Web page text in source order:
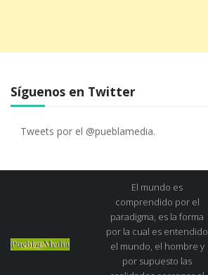
Síguenos en Twitter
Tweets por el @pueblamedia.
El mundo es
comprendido por el
paradigma, es la forma
por la cual es entendido
el mundo, el hombre y
por supuesto las